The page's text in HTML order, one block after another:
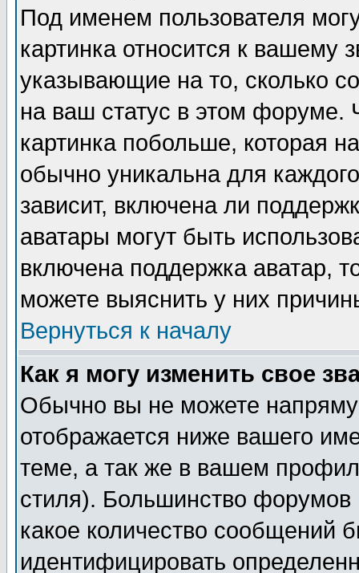
Под именем пользователя
картинка относится к вашему
указывающие на то, сколько
на ваш статус в этом форуме.
картинка побольше, которая
обычно уникальна для
зависит, включена ли
аватары могут быть
включена поддержка аватар,
можете выяснить у них
Вернуться к началу
Как я могу изменить свое
Обычно вы не можете
отображается ниже вашего
теме, а так же в вашем
стиля). Большинство форумов
какое количество сообщений
идентифицировать